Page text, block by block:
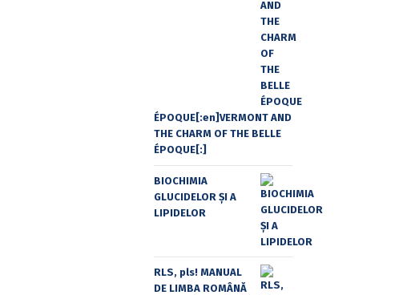
ÉPOQUE[:en]VERMONT AND
THE CHARM OF THE BELLE
ÉPOQUE[:]
BIOCHIMIA
GLUCIDELOR ȘI A
LIPIDELOR
RLS, pls! MANUAL
DE LIMBA ROMÂNĂ